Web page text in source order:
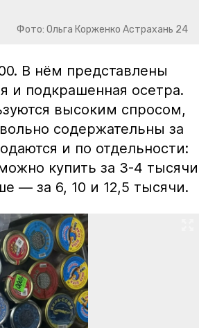
Фото: Ольга Корженко Астрахань 24
В нём представлены
и подкрашенная осетра.
высоким спросом,
содержательны за
и по отдельности:
купить за 3-4 тысячи
— за 6, 10 и 12,5 тысячи.